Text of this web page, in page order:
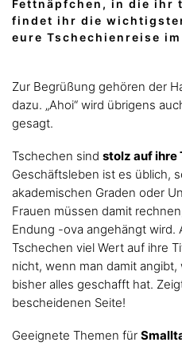
Fettnäpfchen, in die ihr
findet ihr die
eure Tschechienreise
Zur Begrüßung gehören der
dazu. „Ahoi“ wird übrigens
gesagt.
Tschechen sind stolz auf ihre
Geschäftsleben ist es üblich,
akademischen Graden oder
Frauen müssen damit
Endung -ova angehängt wird.
Tschechen viel Wert auf ihre
nicht, wenn man damit
bisher alles geschafft hat.
bescheidenen Seite!
Geeignete Themen für